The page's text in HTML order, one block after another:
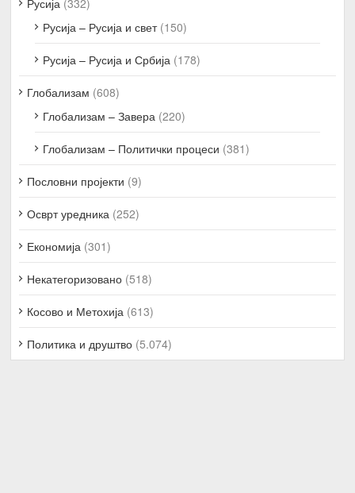
Русија – Русија и свет(150)
Русија – Русија и Србија (178)
Глобализам (608)
Глобализам – Завера (220)
Глобализам – Политички процеси (381)
Пословни пројекти (9)
Осврт уредника (252)
Економија (301)
Некатегоризовано (518)
Косово и Метохија (613)
Политика и друштво (5.074)